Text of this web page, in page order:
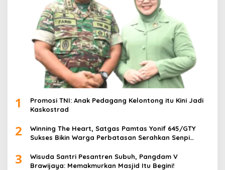
1
Promosi TNI: Anak Pedagang Kelontong itu Kini Jadi
Kaskostrad
2
Winning The Heart, Satgas Pamtas Yonif 645/GTY
Sukses Bikin Warga Perbatasan Serahkan Senpi
3
Wisuda Santri Pesantren Subuh, Pangdam V
Brawijaya: Memakmurkan Masjid Itu Begini!